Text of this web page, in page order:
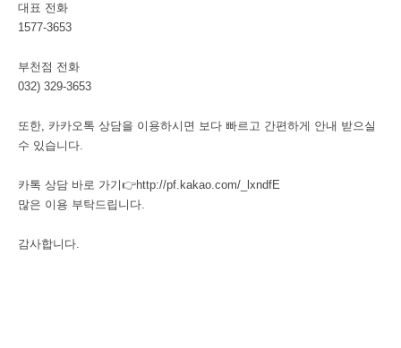
대표 전화
1577-3653
부천점 전화
032) 329-3653
또한, 카카오톡 상담을 이용하시면 보다 빠르고 간편하게 안내 받으실
수 있습니다.
카톡 상담 바로 가기👉http://pf.kakao.com/_lxndfE
많은 이용 부탁드립니다.
감사합니다.